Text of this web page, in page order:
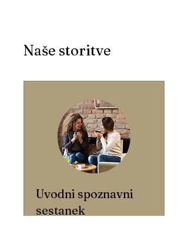
Naše storitve
Uvodni spoznavni
sestanek